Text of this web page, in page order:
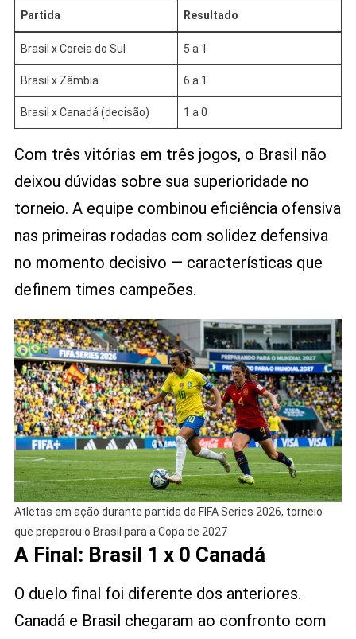
Partida Resultado
Brasil x Coreia do Sul 5 a 1
Brasil x Zâmbia 6 a 1
Brasil x Canadá (decisão) 1 a 0
Com três vitórias em três jogos, o Brasil não
deixou dúvidas sobre sua superioridade no
torneio. A equipe combinou eficiência ofensiva
nas primeiras rodadas com solidez defensiva
no momento decisivo — características que
definem times campeões.
Atletas em ação durante partida da FIFA Series 2026, torneio
que preparou o Brasil para a Copa de 2027
A Final: Brasil 1 x 0 Canadá
O duelo final foi diferente dos anteriores.
Canadá e Brasil chegaram ao confronto com